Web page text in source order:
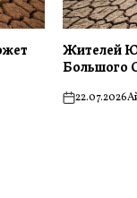
Жителей
Большого
on22.07.2026